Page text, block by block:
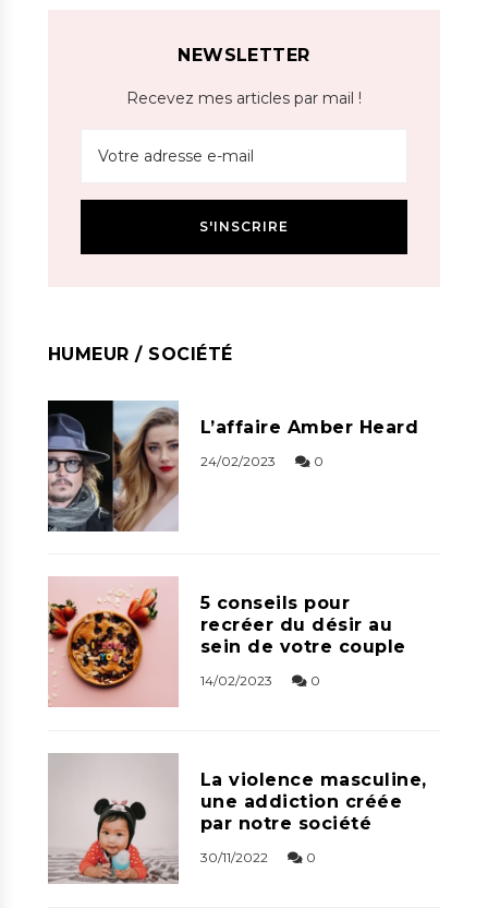
NEWSLETTER
Recevez mes articles par mail !
HUMEUR / SOCIÉTÉ
L’affaire Amber Heard
24/02/2023 0
5 conseils pour
recréer du désir au
sein de votre couple
14/02/2023 0
La violence masculine,
une addiction créée
par notre société
30/11/2022 0